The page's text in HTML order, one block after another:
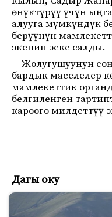
өнүктүрүү үчүн
алууга мүмкүндүк
берүүнүн
экенин эске салды.
Жолугушуунун
бардык маселелер
мамлекеттик
белгиленген
кароого милдеттүү
Дагы оку